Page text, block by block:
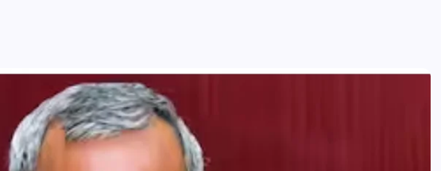
डॉ. धनन्जय पाण्डेय बने अध्यक्ष, डॉ. अलेन्द्र